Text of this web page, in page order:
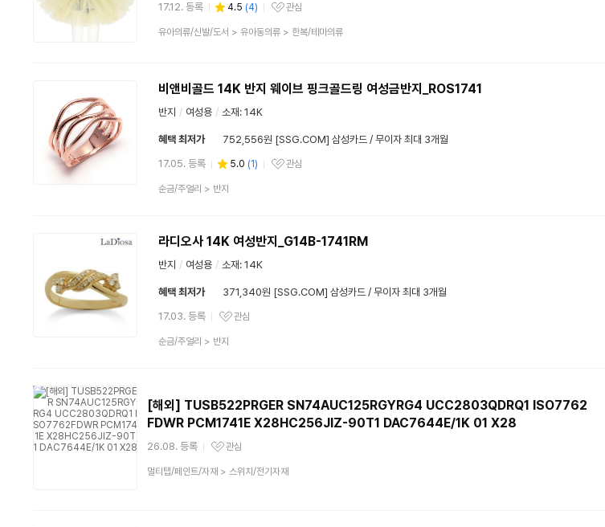
17.12. 등록 4.5 (4)
관심상품
관심
상
유아의류/신발/도서 > 유아동의류> 한복/테마의류
비앤비골드 14K 반지 웨이브 핑크골드링 여성금반지_ROS1741
반지 / 여성용 / 소재: 14K
혜택 최저가
752,556원 [SSG.COM] 삼성카드 / 무이자 최대 3개월
17.05. 등록
5.0 (1)
관심상품
관심
상
순금/주얼리 > 반지
라디오사 14K 여성반지_G14B-1741RM
반지 / 여성용 / 소재: 14K
혜택 최저가
371,340원 [SSG.COM] 삼성카드 / 무이자 최대 3개월
17.03. 등록
관심상품
관심
상
순금/주얼리 > 반지
[해외] TUSB522PRGER SN74AUC125RGYRG4 UCC2803QDRQ1 ISO7762
FDWR PCM1741E X28HC256JIZ-90T1 DAC7644E/1K 01 X28
26.08. 등록
관심상품
관심
상
멀티탭/페인트/자재 > 스위치/전기자재